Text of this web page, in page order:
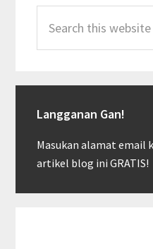
this
website
Langganan Gan!
Masukan alamat email
artikel blog ini GRATIS!